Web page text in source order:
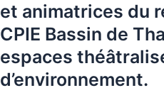
et animatrices du
CPIE Bassin de
espaces
d’environnement.